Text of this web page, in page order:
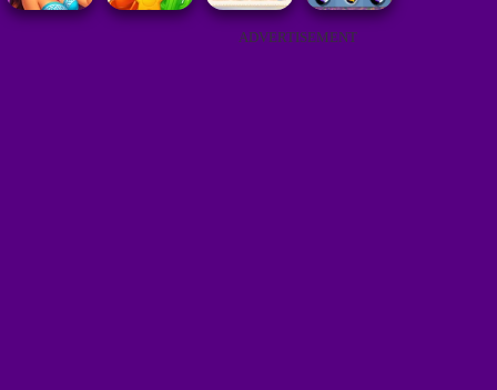
ADVERTISEMENT